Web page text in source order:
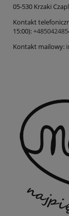
05-530 Krzaki
Kontakt
15:00):
Kontakt mailowy: